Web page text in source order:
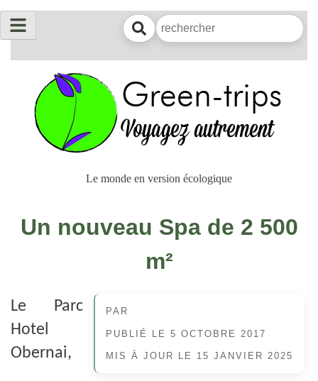
Le monde en version écologique
Un nouveau Spa de 2 500
m²
PAR
PUBLIÉ LE 5 OCTOBRE 2017
MIS À JOUR LE 15 JANVIER 2025
Le Parc
Hotel
Obernai,